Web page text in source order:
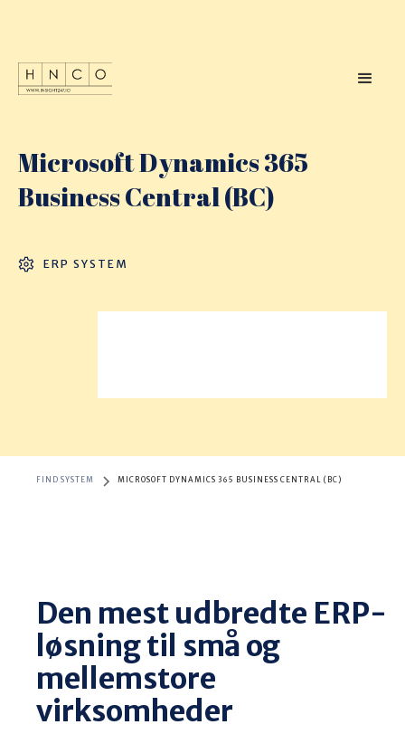
Microsoft Dynamics 365
Business Central (BC)
ERP SYSTEM
FIND SYSTEM MICROSOFT DYNAMICS 365 BUSINESS CENTRAL (BC)
Den mest udbredte ERP-
løsning til små og
mellemstore
virksomheder